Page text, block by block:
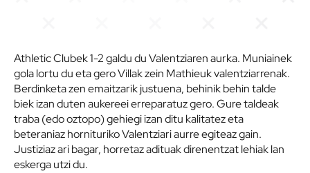
Athletic Clubek 1-2 galdu du Valentziaren aurka. Muniainek
gola lortu du eta gero Villak zein Mathieuk valentziarrenak.
Berdinketa zen emaitzarik justuena, behinik behin talde
biek izan duten aukereei erreparatuz gero. Gure taldeak
traba (edo oztopo) gehiegi izan ditu kalitatez eta
beteraniaz hornituriko Valentziari aurre egiteaz gain.
Justiziaz ari bagar, horretaz adituak direnentzat lehiak lan
eskerga utzi du.